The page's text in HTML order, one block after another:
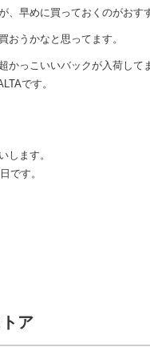
、早めに買っておくのがおす
おうかなと思ってます。
かっこいいバックが入荷して
です。
します。
です。
ア